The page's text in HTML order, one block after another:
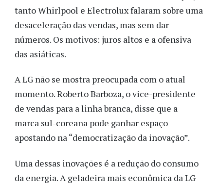
tanto Whirlpool e Electrolux falaram sobre uma
desaceleração das vendas, mas sem dar
números. Os motivos: juros altos e a ofensiva
das asiáticas.
A LG não se mostra preocupada com o atual
momento. Roberto Barboza, o vice-presidente
de vendas para a linha branca, disse que a
marca sul-coreana pode ganhar espaço
apostando na “democratização da inovação”.
Uma dessas inovações é a redução do consumo
da energia. A geladeira mais econômica da LG